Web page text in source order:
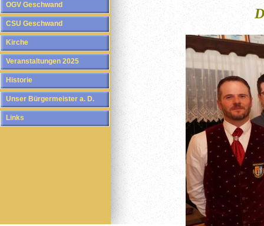
OGV Geschwand
CSU Geschwand
Kirche
Veranstaltungen 2025
Historie
Unser Bürgermeister a. D.
Links